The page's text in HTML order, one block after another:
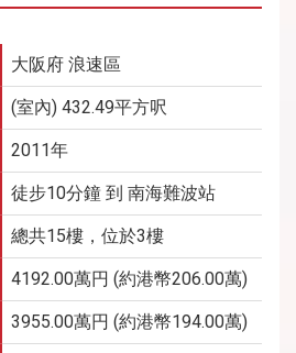
大阪府 浪速區
(室內) 432.49平方呎
2011年
徒步10分鐘 到 南海難波站
總共15樓，位於3樓
4192.00萬円 (約港幣206.00萬)
3955.00萬円 (約港幣194.00萬)